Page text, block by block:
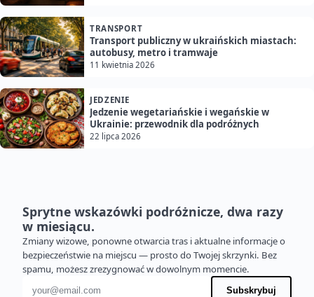
TRANSPORT
Transport publiczny w ukraińskich miastach:
autobusy, metro i tramwaje
11 kwietnia 2026
JEDZENIE
Jedzenie wegetariańskie i wegańskie w
Ukrainie: przewodnik dla podróżnych
22 lipca 2026
Sprytne wskazówki podróżnicze, dwa razy
w miesiącu.
Zmiany wizowe, ponowne otwarcia tras i aktualne informacje o
bezpieczeństwie na miejscu — prosto do Twojej skrzynki. Bez
spamu, możesz zrezygnować w dowolnym momencie.
Adres e-mail
Subskrybuj